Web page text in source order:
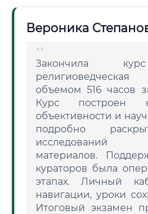
Вероника
Закончила
объемом 516 часов
Курс построен
объективности и
подробно
исследований
материалов.
кураторов была
этапах. Личный
навигации, уроки
Итоговый экзамен